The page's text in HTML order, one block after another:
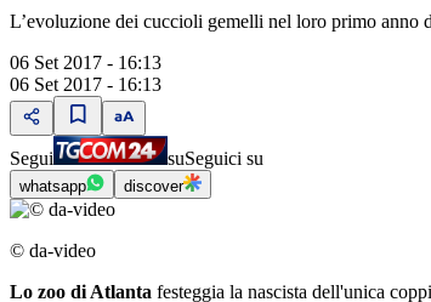
L’evoluzione dei cuccioli gemelli nel loro primo anno
06 Set 2017 - 16:13
06 Set 2017 - 16:13
Segui suSeguici su
whatsapp discover
© da-video
Lo zoo di Atlanta festeggia la nascista dell'unica